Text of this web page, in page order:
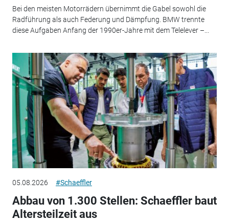
Bei den meisten Motorrädern übernimmt die Gabel sowohl die
Radführung als auch Federung und Dämpfung. BMW trennte
diese Aufgaben Anfang der 1990er-Jahre mit dem Telelever –...
05.08.2026 #Schaeffler
Abbau von 1.300 Stellen: Schaeffler baut
Altersteilzeit aus